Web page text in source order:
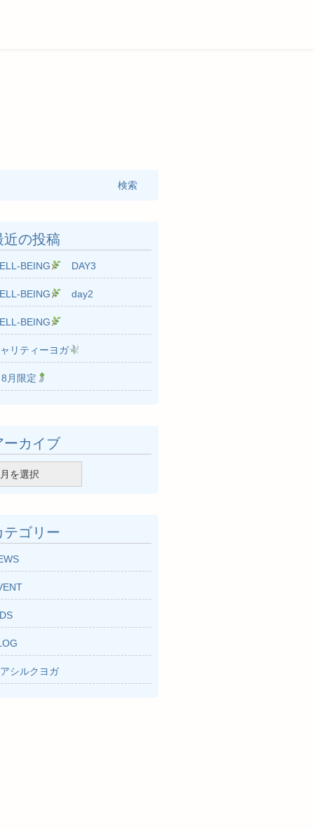
近の投稿
BEING DAY3
BEING day2
BEING
リティーヨガ
8月限定
ーカイブ
テゴリー
シルクヨガ